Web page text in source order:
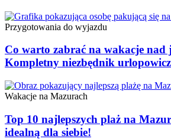
Przygotowania do wyjazdu
Co warto zabrać na wakacje nad
Kompletny niezbędnik
Wakacje na Mazurach
Top 10 najlepszych plaż na
idealną dla siebie!